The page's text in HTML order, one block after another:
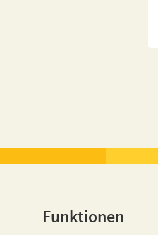
Funktionen